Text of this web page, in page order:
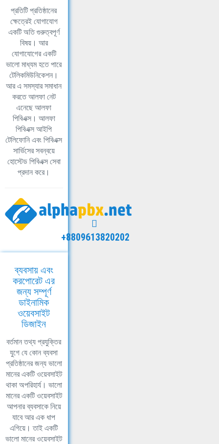
প্রতিটি প্রতিষ্ঠানের
ক্ষেত্রেই যোগাযোগ
একটি অতি গুরুত্বপূর্ণ
বিষয়। আর
যোগাযোগের একটি
ভালো মাধ্যম হতে পারে
টেলিকমিউনিকেশন।
আর এ সমস্যার সমাধান
করতে আলফা নেট
এনেছে আলফা
পিবিএক্স। আলফা
পিবিএক্স আইপি
টেলিফোনি এবং পিবিএক্স
সার্ভিসের সবন্বয়ে
হোস্টেড পিবিএক্স সেবা
প্রদান করে।
+8809613820202
ব্যবসায় এবং
করপোরেট এর
জন্য সম্পূর্ণ
ডাইনামিক
ওয়েবসাইট
ডিজাইন
বর্তমান তথ্য প্রযুক্তির
যুগে যে কোন ব্যবসা
প্রতিষ্ঠানের জন্য ভালো
মানের একটি ওয়েবসাইট
থাকা অপরিহার্য। ভালো
মানের একটি ওয়েবসাইট
আপনার ব্যবসাকে নিয়ে
যাবে আর এক ধাপ
এগিয়ে। তাই একটি
ভালো মানের ওয়েবসাইট